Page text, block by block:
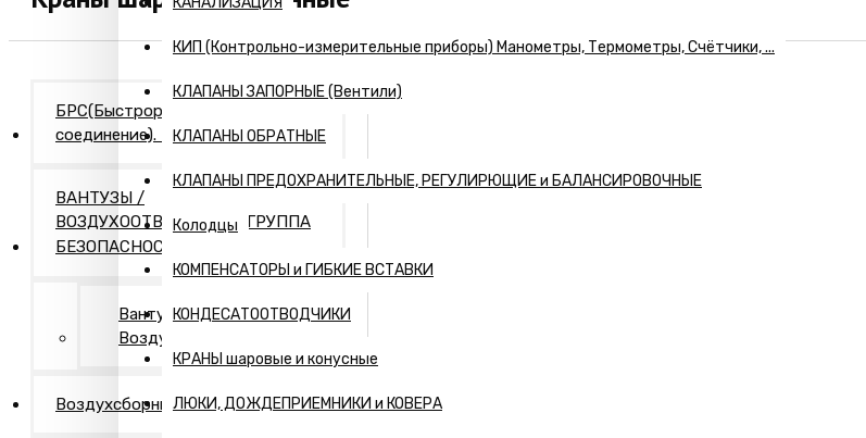
КИП (Контрольно-измерительные приборы) Манометры, Термометры, Счётчики, ...
КЛАПАНЫ ЗАПОРНЫЕ (Вентили)
КЛАПАНЫ ОБРАТНЫЕ
КЛАПАНЫ ПРЕДОХРАНИТЕЛЬНЫЕ, РЕГУЛИРЮЩИЕ и БАЛАНСИРОВОЧНЫЕ
Колодцы
КОМПЕНСАТОРЫ и ГИБКИЕ ВСТАВКИ
КОНДЕСАТООТВОДЧИКИ
КРАНЫ шаровые и конусные
ЛЮКИ, ДОЖДЕПРИЕМНИКИ и КОВЕРА
БРС(Быстроразъемное
соединение). Камлоки
ВАНТУЗЫ /
ВОЗДУХООТВОДЧИКИ / ГРУППА
БЕЗОПАСНОСТИ
Вантузы и
Воздухоотводчики
Воздухсборники